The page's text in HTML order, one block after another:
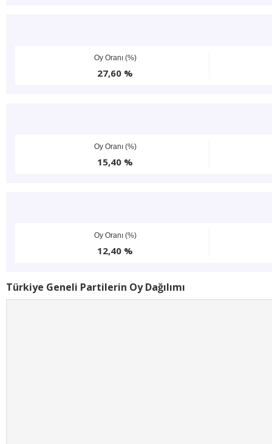
Oy Oranı (%)
27,60 %
Oy Oranı (%)
15,40 %
Oy Oranı (%)
12,40 %
Türkiye Geneli Partilerin Oy Dağılımı